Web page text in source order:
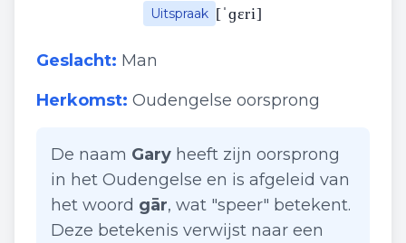
Uitspraak [ˈɡɛri]
Geslacht: Man
Herkomst: Oudengelse oorsprong
De naam Gary heeft zijn oorsprong
in het Oudengelse en is afgeleid van
het woord gār, wat "speer" betekent.
Deze betekenis verwijst naar een